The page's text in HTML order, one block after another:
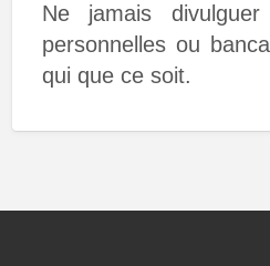
Ne jamais
personnelles ou
qui que ce soit.